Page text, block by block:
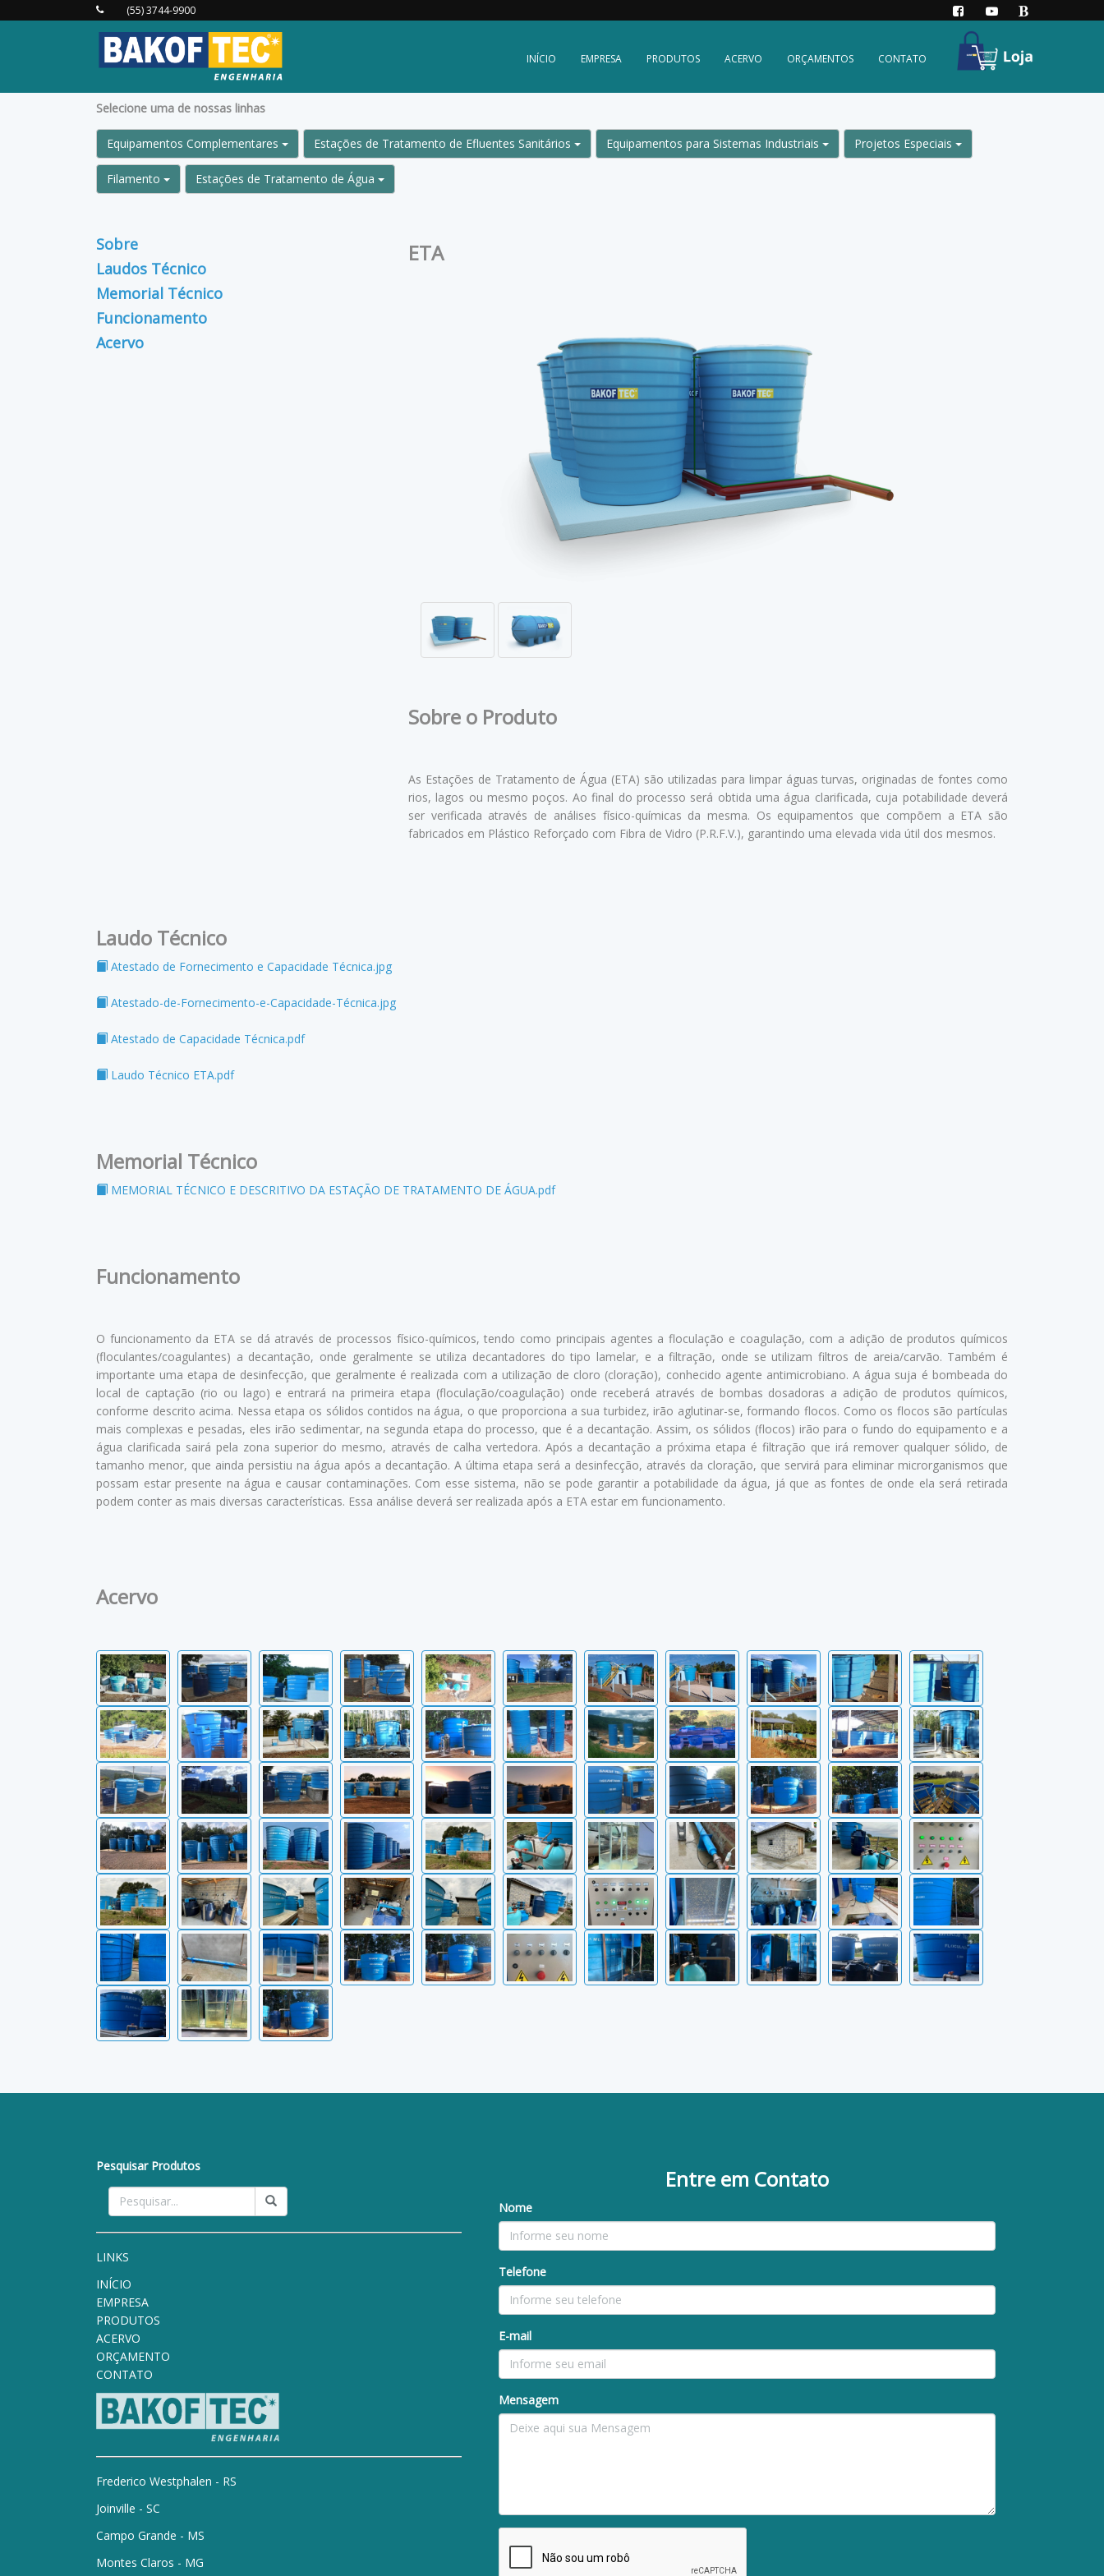
(55) 3744-9900
INÍCIO EMPRESA PRODUTOS ACERVO ORÇAMENTOS CONTATO
Selecione uma de nossas linhas
Equipamentos Complementares Estações de Tratamento de Efluentes Sanitários Equipamentos para Sistemas Industriais Projetos Especiais
Filamento Estações de Tratamento de Água
Sobre
Laudos Técnico
Memorial Técnico
Funcionamento
Acervo
ETA
Sobre o Produto
As Estações de Tratamento de Água (ETA) são utilizadas para limpar águas turvas, originadas de fontes como
rios, lagos ou mesmo poços. Ao final do processo será obtida uma água clarificada, cuja potabilidade deverá
ser verificada através de análises físico-químicas da mesma. Os equipamentos que compõem a ETA são
fabricados em Plástico Reforçado com Fibra de Vidro (P.R.F.V.), garantindo uma elevada vida útil dos mesmos.
Laudo Técnico
Atestado de Fornecimento e Capacidade Técnica.jpg
Atestado-de-Fornecimento-e-Capacidade-Técnica.jpg
Atestado de Capacidade Técnica.pdf
Laudo Técnico ETA.pdf
Memorial Técnico
MEMORIAL TÉCNICO E DESCRITIVO DA ESTAÇÃO DE TRATAMENTO DE ÁGUA.pdf
Funcionamento
O funcionamento da ETA se dá através de processos físico-químicos, tendo como principais agentes a floculação e coagulação, com a adição de produtos químicos
(floculantes/coagulantes) a decantação, onde geralmente se utiliza decantadores do tipo lamelar, e a filtração, onde se utilizam filtros de areia/carvão. Também é
importante uma etapa de desinfecção, que geralmente é realizada com a utilização de cloro (cloração), conhecido agente antimicrobiano. A água suja é bombeada do
local de captação (rio ou lago) e entrará na primeira etapa (floculação/coagulação) onde receberá através de bombas dosadoras a adição de produtos químicos,
conforme descrito acima. Nessa etapa os sólidos contidos na água, o que proporciona a sua turbidez, irão aglutinar-se, formando flocos. Como os flocos são partículas
mais complexas e pesadas, eles irão sedimentar, na segunda etapa do processo, que é a decantação. Assim, os sólidos (flocos) irão para o fundo do equipamento e a
água clarificada sairá pela zona superior do mesmo, através de calha vertedora. Após a decantação a próxima etapa é filtração que irá remover qualquer sólido, de
tamanho menor, que ainda persistiu na água após a decantação. A última etapa será a desinfecção, através da cloração, que servirá para eliminar microrganismos que
possam estar presente na água e causar contaminações. Com esse sistema, não se pode garantir a potabilidade da água, já que as fontes de onde ela será retirada
podem conter as mais diversas características. Essa análise deverá ser realizada após a ETA estar em funcionamento.
Acervo
Pesquisar Produtos
LINKS
INÍCIO
EMPRESA
PRODUTOS
ACERVO
ORÇAMENTO
CONTATO
Frederico Westphalen - RS
Joinville - SC
Campo Grande - MS
Montes Claros - MG
Entre em Contato
Nome
Telefone
E-mail
Mensagem